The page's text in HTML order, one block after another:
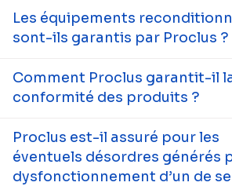
Les équipements
sont-ils garantis par Proclus ?
Comment Proclus garantit-il
conformité des produits ?
Proclus est-il assuré pour les
éventuels désordres générés
dysfonctionnement d’un de